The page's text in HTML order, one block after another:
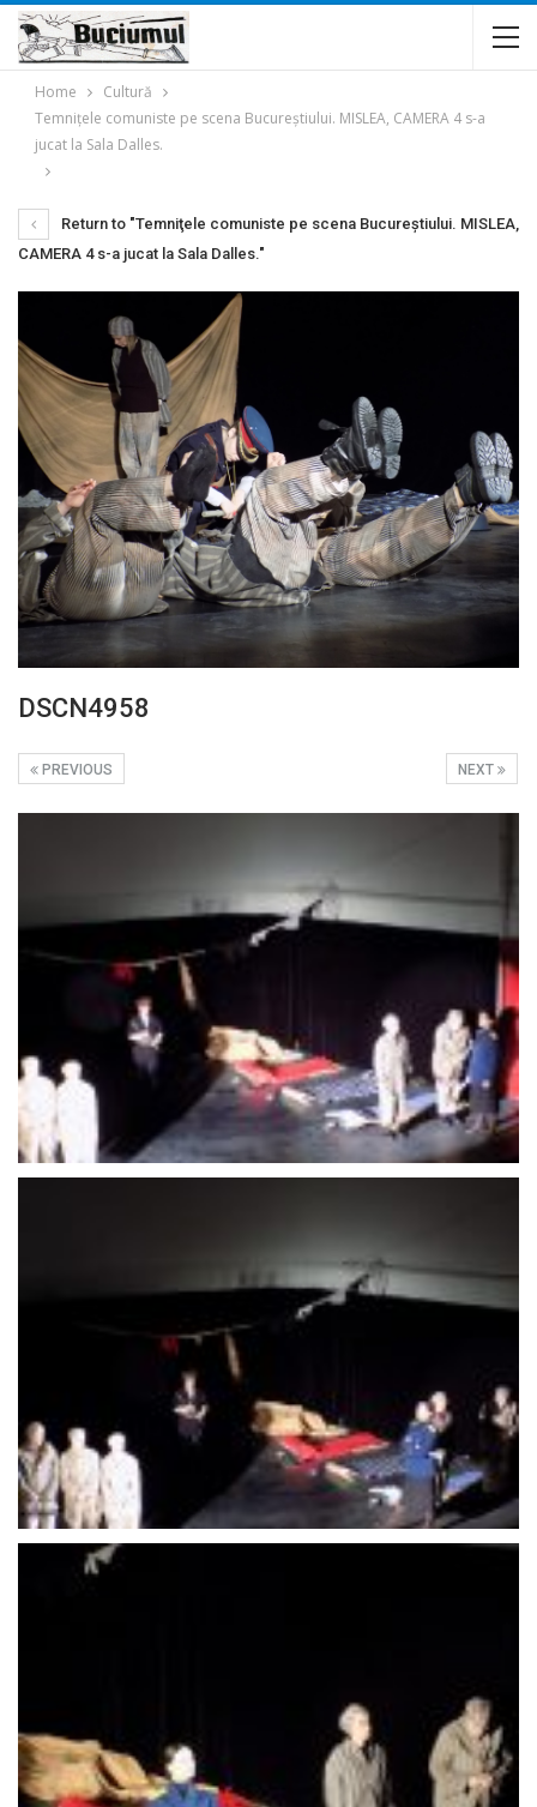
Home
Cultură
Temniţele comuniste pe scena Bucureştiului. MISLEA, CAMERA 4 s-a
jucat la Sala Dalles.
Return to "Temniţele comuniste pe scena Bucureştiului. MISLEA,
CAMERA 4 s-a jucat la Sala Dalles."
DSCN4958
NEXT
PREVIOUS